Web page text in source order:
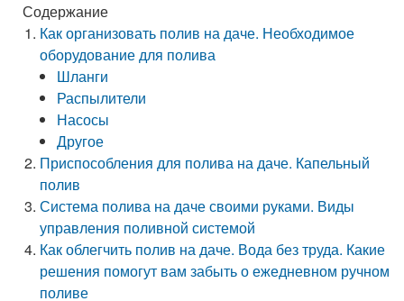
Содержание
Как организовать полив на даче. Необходимое
оборудование для полива
Шланги
Распылители
Насосы
Другое
Приспособления для полива на даче. Капельный
полив
Система полива на даче своими руками. Виды
управления поливной системой
Как облегчить полив на даче. Вода без труда. Какие
решения помогут вам забыть о ежедневном ручном
поливе